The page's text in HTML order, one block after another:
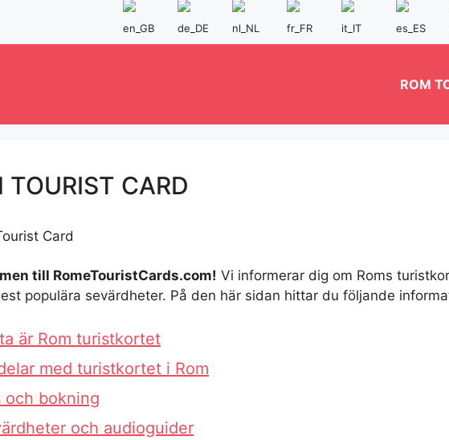
ROM
TOURIST CARD
till RomeTouristCards.com! Vi informerar dig om Roms
populära sevärdheter. På den här sidan hittar du följande
är Rom turistkortet
med turistkortet i Rom
och bokning
och audioguider